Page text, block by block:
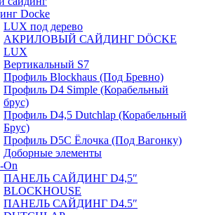
Docke
LUX под дерево
АКРИЛОВЫЙ САЙДИНГ DÖCKE
LUX
Вертикальный S7
Профиль Blockhaus (Под Бревно)
Профиль D4 Simple (Корабельный
брус)
Профиль D4,5 Dutchlap (Корабельный
Брус)
Профиль D5C Ёлочка (Под Вагонку)
Доборные элементы
On
ПАНЕЛЬ САЙДИНГ D4,5″
BLOCKHOUSE
ПАНЕЛЬ САЙДИНГ D4.5″